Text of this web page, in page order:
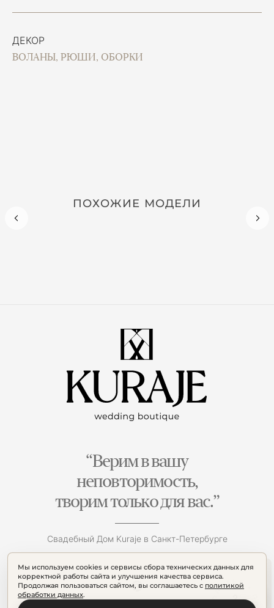
ДЕКОР
ВОЛАНЫ, РЮШИ, ОБОРКИ
ПОХОЖИЕ МОДЕЛИ
Мы используем cookies и сервисы сбора технических данных для
корректной работы сайта и улучшения качества сервиса.
Продолжая пользоваться сайтом, вы соглашаетесь с политикой
обработки данных.
“Верим в вашу
неповторимость,
творим только для вас.”
Свадебный Дом Kuraje в Санкт-Петербурге